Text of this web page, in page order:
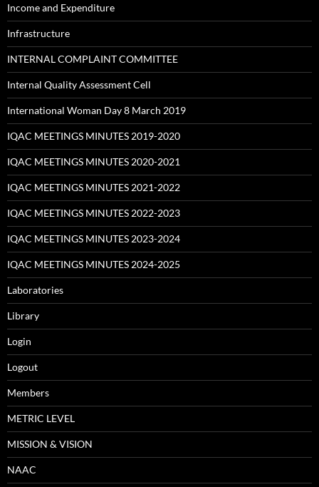
Income and Expenditure
Infrastructure
INTERNAL COMPLAINT COMMITTEE
Internal Quality Assessment Cell
International Woman Day 8 March 2019
IQAC MEETINGS MINUTES 2019-2020
IQAC MEETINGS MINUTES 2020-2021
IQAC MEETINGS MINUTES 2021-2022
IQAC MEETINGS MINUTES 2022-2023
IQAC MEETINGS MINUTES 2023-2024
IQAC MEETINGS MINUTES 2024-2025
Laboratories
Library
Login
Logout
Members
METRIC LEVEL
MISSION & VISION
NAAC